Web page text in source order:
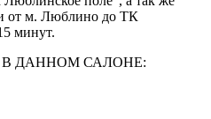
от м. Люблино до ТК
минут.
ДАННОМ САЛОНЕ: